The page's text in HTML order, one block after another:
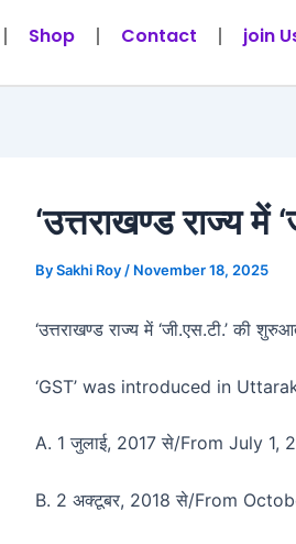
Shop Contact join
‘उत्तराखण्ड राज्य
BySakhi Roy / November 18, 2025
‘उत्तराखण्ड राज्य में ‘जी.एस.टी.’ की
‘GST’ was introduced in
A. 1 जुलाई, 2017 से/From July 1,
B. 2 अक्टूबर, 2018 से/From
navigation